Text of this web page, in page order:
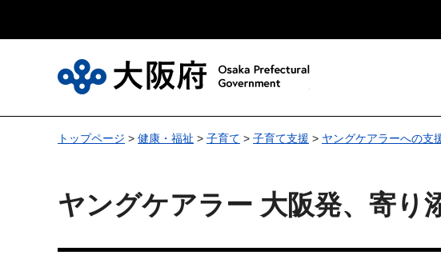
トップページ > 健康・福祉 > 子育て > 子育て支援 > ヤングケアラーへの支
ヤングケアラー 大阪発、寄り